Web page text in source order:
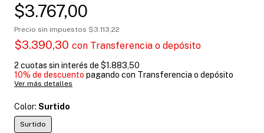
$3.767,00
Precio sin impuestos $3.113,22
$3.390,30 con Transferencia o depósito
2 cuotas sin interés de $1.883,50
10% de descuento pagando con Transferencia o depósito
Ver más detalles
Color: Surtido
Surtido